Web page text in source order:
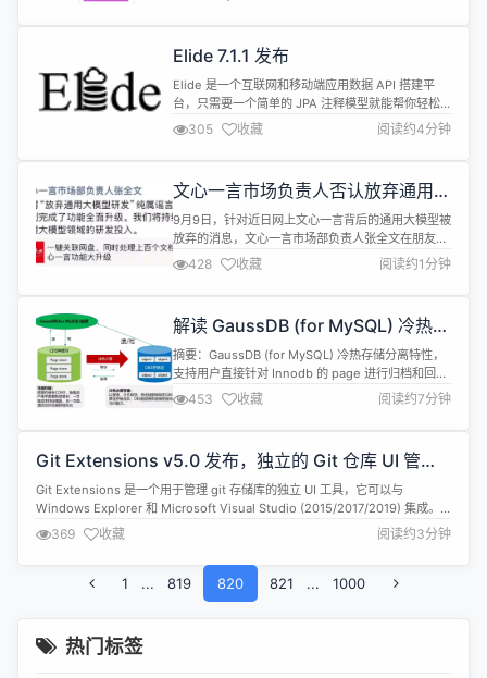
复制提供解决用户核心业务跨地域容灾的场景。 用户
在跨地域场景遇到的疑问和挑战 在跨地域相关场景
Pulsar 版目前支持在同一地域下进行跨可用区部署，
这种部署...
Elide 7.1.1 发布
Elide 是一个互联网和移动端应用数据 API 搭建平
台，只需要一个简单的 JPA 注释模型就能帮你轻松
搭建 GraphQL 和 JSON API web 服务。具有标准
完善的数据安全保障、移动端性能优化 API、任何数
据写入都可以保证原子性（Atomicity）、支持自定
由等特性。 Elide 7.1.1 已...
305 收藏 阅读约4分钟
文心一言市场负责人否认放弃通用大
模型
9月9日，针对近日网上文心一言背后的通用大模型被
放弃的消息，文心一言市场部负责人张全文在朋友圈
发文，“所谓‘放弃通用大模型研发’纯属谣言！文心一
言刚完成了功能全面升级。我们将持续加大在通用大
模型领域的研发投入。” 据了解，文心一言能力升级
富、支持同时处理上百个多种格式文件、一键关联读
取网盘文档、智能翻译和图片理解等...
428 收藏 阅读约1分钟
解读 GaussDB (for MySQL) 冷热存
储分离实现原理
摘要：GaussDB (for MySQL) 冷热存储分离特性，
支持用户直接针对 Innodb 的 page 进行归档和回迁
操作，且无需调整上层业务即可访问冷数据。 本文分
享自华为云社区《GaussDB (for MySQL) 新特性解
读：冷热存储分离》，作者：GaussDB 数据库。 技
数据被访问频率降低，从...
453 收藏 阅读约7分钟
Git Extensions v5.0 发布，独立的 Git 仓库 UI 管理
工具
Git Extensions 是一个用于管理 git 存储库的独立 UI 工具，它可以与
Windows Explorer 和 Microsoft Visual Studio (2015/2017/2019) 集成。
Git Extensions v5.0 现已发布，更新亮点如下： 要求：.NET 8.0 Desktop
Runtimev8.0.8或更高版本 ...
369 收藏 阅读约3分钟
1 ... 819 820 821 ... 1000
热门标签